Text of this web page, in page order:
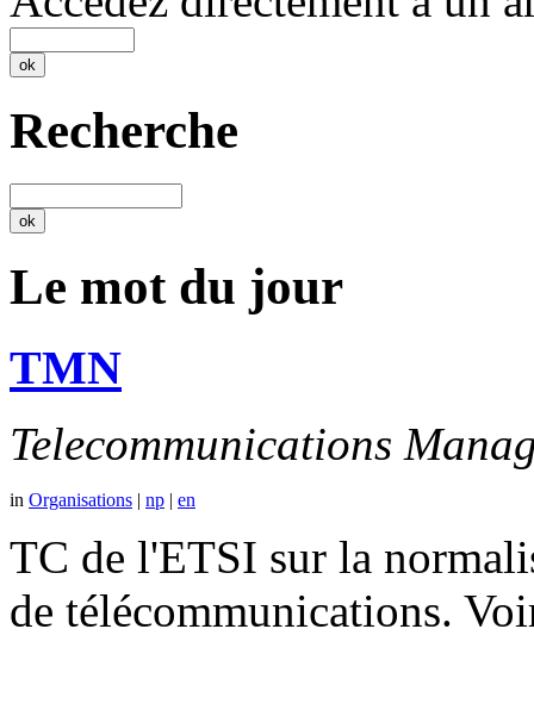
Recherche
Le mot du jour
TMN
Telecommunications
in Organisations | np | en
TC de l'ETSI sur la
de télécommunications.